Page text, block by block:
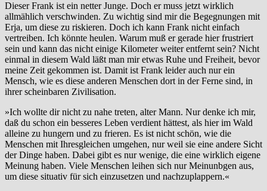
Dieser Frank ist ein netter Junge. Doch er muss jetzt wirklich
allmählich verschwinden. Zu wichtig sind mir die Begegnungen mit
Erja, um diese zu riskieren. Doch ich kann Frank nicht einfach
vertreiben. Ich könnte heulen. Warum muß er gerade hier frustriert
sein und kann das nicht einige Kilometer weiter entfernt sein? Nicht
einmal in diesem Wald läßt man mir etwas Ruhe und Freiheit, bevor
meine Zeit gekommen ist. Damit ist Frank leider auch nur ein
Mensch, wie es diese anderen Menschen dort in der Ferne sind, in
ihrer scheinbaren Zivilisation.
»Ich wollte dir nicht zu nahe treten, alter Mann. Nur denke ich mir,
daß du schon ein besseres Leben verdient hättest, als hier im Wald
alleine zu hungern und zu frieren. Es ist nicht schön, wie die
Menschen mit Ihresgleichen umgehen, nur weil sie eine andere Sicht
der Dinge haben. Dabei gibt es nur wenige, die eine wirklich eigene
Meinung haben. Viele Menschen leihen sich nur Meinunbgen aus,
um diese situativ für sich einzusetzen und nachzuplappern.«